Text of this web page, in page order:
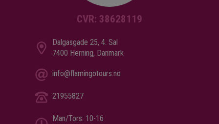
CVR: 38628119
Dalgasgade 25, 4. Sal
7400 Herning, Danmark
info@flamingotours.no
21955827
Man/Tors: 10-16